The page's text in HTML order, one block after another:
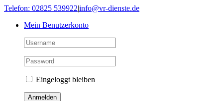
Skip
content
Telefon: 02825 539922|info@vr-dienste.de
Mein Benutzerkonto
Eingeloggt bleiben